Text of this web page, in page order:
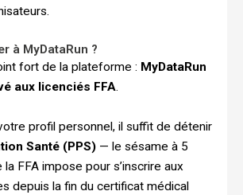
à MyDataRun ?
fort de la plateforme : MyDataRun
aux licenciés FFA.
profil personnel, il suffit de détenir
Santé (PPS) — le sésame à 5
FFA impose pour s’inscrire aux
depuis la fin du certificat médical